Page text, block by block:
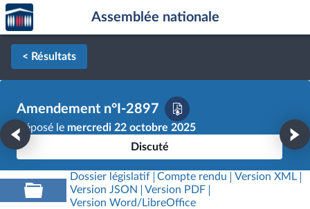
Aller au contenu
Aller en bas de la page
Accèder
à la
page
d'accueil
Assemblée nationale
< Résultats
Amendement n°I-2897
Déposé le mercredi 22 octobre 2025
Discuté
Dossier législatif Compte rendu
Version XML
Version JSON
Version PDF
Version Word/LibreOffice